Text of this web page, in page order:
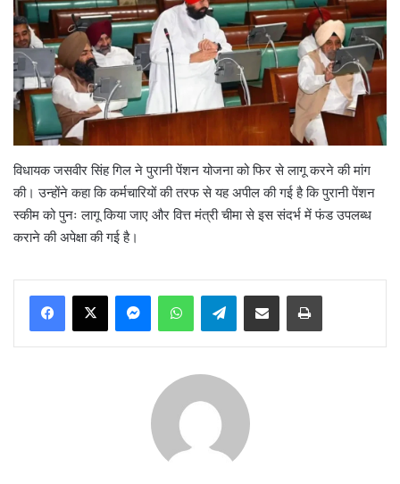
विधायक जसवीर सिंह गिल ने पुरानी पेंशन योजना को फिर से लागू करने की मांग
की। उन्होंने कहा कि कर्मचारियों की तरफ से यह अपील की गई है कि पुरानी पेंशन
स्कीम को पुनः लागू किया जाए और वित्त मंत्री चीमा से इस संदर्भ में फंड उपलब्ध
कराने की अपेक्षा की गई है।
MessengerWhatsAppTelegramShare via Email Print